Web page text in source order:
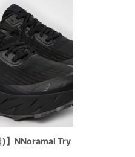
)】NNoramal Try